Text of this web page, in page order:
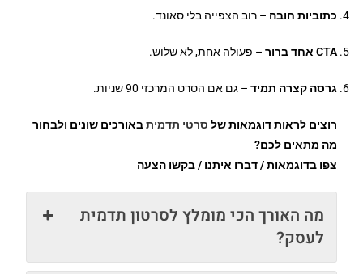
כתוביות חובה – רוב הצפייה בלי סאונד.
CTA אחד ברור – פעולה אחת, לא שלוש.
גרסה קצרה תמיד – גם אם הסרט המרכזי 90 שניות.
רוצים לראות דוגמאות של סרטי תדמיתבאורכים שונים ולבחור
מה מתאים לכם?
צפו בדוגמאות / דברו איתנו / בקשו הצעה
מה האורך הכי מומלץ לסרטון תדמית
לעסק?